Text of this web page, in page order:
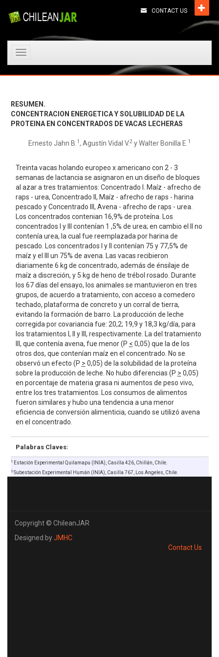
CONTACT US
Toggle
RESUMEN.
CONCENTRACION ENERGETICA Y SOLUBILIDAD DE LA
PROTEINA EN CONCENTRADOS DE VACAS LECHERAS
Ernesto Jahn B. 1, Agustín Vidal V.2 y Walter Bonilla E. 1
Treinta vacas holando europeo x americano con 2 - 3
semanas de lactancia se asignaron en un diseño de bloques
al azar a tres tratamientos: Concentrado I. Maíz - afrecho de
raps - urea, Concentrado II, Maíz - afrecho de raps - harina
pescado y Concentrado III, Avena - afrecho de raps - urea.
Los concentrados contenian 16,9% de proteína. Los
concentrados I y III contenían 1 ,5% de urea; en cambio el II no
contenía urea, la cual fue reemplazada por harina de
pescado. Los concentrados I y II contenían 75 y 77,5% de
maíz y el III un 75% de avena. Las vacas recibieron
diariamente 6 kg de concentrado, además de énsilaje de
maíz a discreción, y 5 kg de heno de trébol rosado. Durante
los 67 días del ensayo, los animales se mantuvieron en tres
grupos, de acuerdo a tratamiento, con acceso a comedero
techado, plataforma de concreto y un corral de tierra,
evitando la formación de barro. La producción de leche
corregida por covariancia fue: 20,2; 19,9 y 18,3 kg/día, para
los tratamientos I, II y III, respectivamente. La del tratamiento
III, que contenía avena, fue menor (P < 0,05) que la de los
otros dos, que contenían maíz en el concentrado. No se
observó un efecto (P > 0,05) de la solubilidad de la proteína
sobre la producción de leche. No hubo diferencias (P > 0,05)
en porcentaje de materia grasa ni aumentos de peso vivo,
entre los tres tratamientos. Los consumos de alimentos
fueron similares y hubo una tendencia a una menor
eficiencia de conversión alimenticia, cuando se utilizó avena
en el concentrado.
Palabras Claves:
1 Estación Experimental Quilamapu (INIA), Casilla 426, Chillán, Chile.
2Subestación Experimental Humán (INIA), Casilla 767, Los Angeles, Chile.
Copyright © ChileanJAR
Designed byJMHC
Contact Us